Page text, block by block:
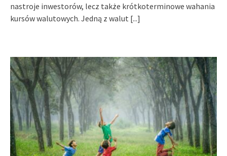
nastroje inwestorów, lecz także krótkoterminowe wahania
kursów walutowych. Jedną z walut [...]